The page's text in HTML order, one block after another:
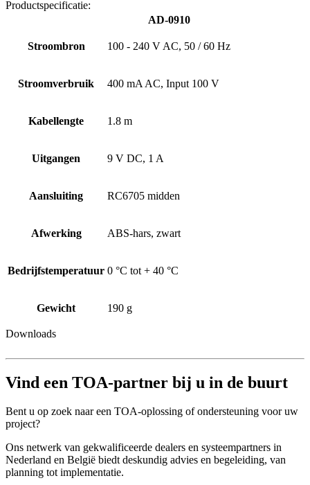
Productspecificatie:
AD-0910
Stroombron 100 - 240 V AC, 50 / 60 Hz
Stroomverbruik 400 mA AC, Input 100 V
Kabellengte 1.8 m
Uitgangen 9 V DC, 1 A
Aansluiting RC6705 midden
Afwerking ABS-hars, zwart
Bedrijfstemperatuur 0 °C tot + 40 °C
Gewicht 190 g
Downloads
Vind een TOA-partner bij u in de buurt
Bent u op zoek naar een TOA-oplossing of ondersteuning voor uw
project?
Ons netwerk van gekwalificeerde dealers en systeempartners in
Nederland en België biedt deskundig advies en begeleiding, van
planning tot implementatie.